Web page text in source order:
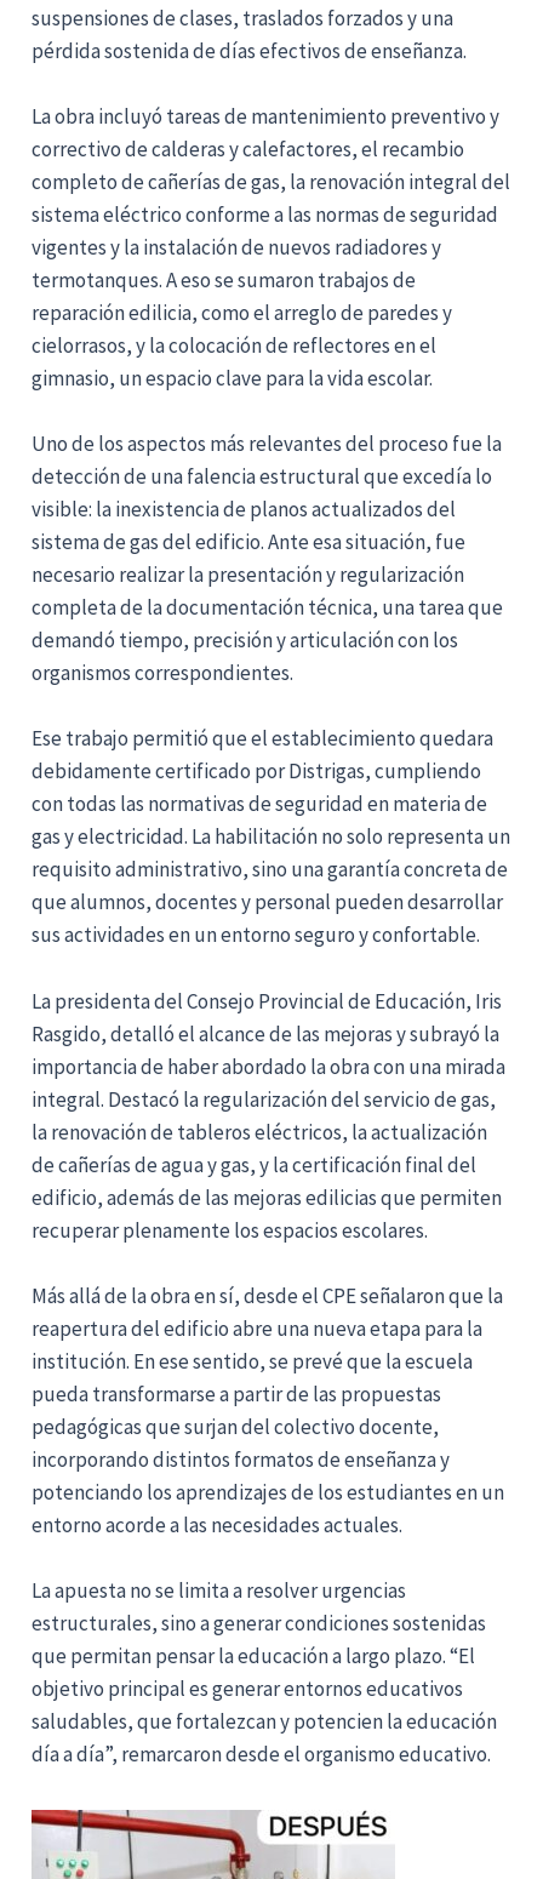
suspensiones de clases, traslados forzados y una
pérdida sostenida de días efectivos de enseñanza.
La obra incluyó tareas de mantenimiento preventivo y
correctivo de calderas y calefactores, el recambio
completo de cañerías de gas, la renovación integral del
sistema eléctrico conforme a las normas de seguridad
vigentes y la instalación de nuevos radiadores y
termotanques. A eso se sumaron trabajos de
reparación edilicia, como el arreglo de paredes y
cielorrasos, y la colocación de reflectores en el
gimnasio, un espacio clave para la vida escolar.
Uno de los aspectos más relevantes del proceso fue la
detección de una falencia estructural que excedía lo
visible: la inexistencia de planos actualizados del
sistema de gas del edificio. Ante esa situación, fue
necesario realizar la presentación y regularización
completa de la documentación técnica, una tarea que
demandó tiempo, precisión y articulación con los
organismos correspondientes.
Ese trabajo permitió que el establecimiento quedara
debidamente certificado por Distrigas, cumpliendo
con todas las normativas de seguridad en materia de
gas y electricidad. La habilitación no solo representa un
requisito administrativo, sino una garantía concreta de
que alumnos, docentes y personal pueden desarrollar
sus actividades en un entorno seguro y confortable.
La presidenta del Consejo Provincial de Educación, Iris
Rasgido, detalló el alcance de las mejoras y subrayó la
importancia de haber abordado la obra con una mirada
integral. Destacó la regularización del servicio de gas,
la renovación de tableros eléctricos, la actualización
de cañerías de agua y gas, y la certificación final del
edificio, además de las mejoras edilicias que permiten
recuperar plenamente los espacios escolares.
Más allá de la obra en sí, desde el CPE señalaron que la
reapertura del edificio abre una nueva etapa para la
institución. En ese sentido, se prevé que la escuela
pueda transformarse a partir de las propuestas
pedagógicas que surjan del colectivo docente,
incorporando distintos formatos de enseñanza y
potenciando los aprendizajes de los estudiantes en un
entorno acorde a las necesidades actuales.
La apuesta no se limita a resolver urgencias
estructurales, sino a generar condiciones sostenidas
que permitan pensar la educación a largo plazo. “El
objetivo principal es generar entornos educativos
saludables, que fortalezcan y potencien la educación
día a día”, remarcaron desde el organismo educativo.